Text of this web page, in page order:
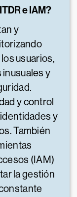
e IAM?
y
usuarios,
y
y control
y
También
(IAM)
la gestión